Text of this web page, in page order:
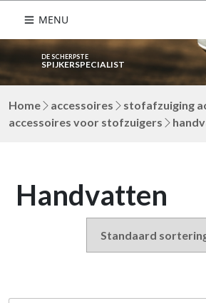
MENU
DE SCHERPSTE
SPIJKERSPECIALIST
Home accessoires
stofafzuiging
accessoires voor stofzuigers
Handvatten